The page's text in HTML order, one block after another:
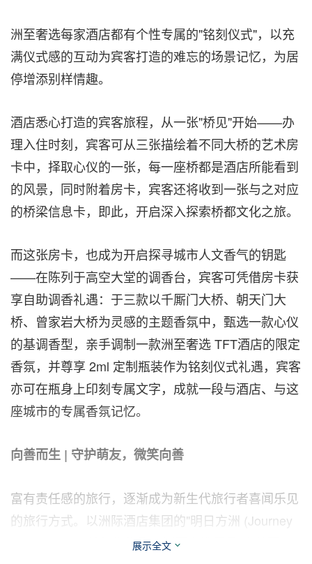
洲至奢选每家酒店都有个性专属的"铭刻仪式"，以充
满仪式感的互动为宾客打造的难忘的场景记忆，为居
停增添别样情趣。
酒店悉心打造的宾客旅程，从一张"桥见"开始——办
理入住时刻，宾客可从三张描绘着不同大桥的艺术房
卡中，择取心仪的一张，每一座桥都是酒店所能看到
的风景，同时附着房卡，宾客还将收到一张与之对应
的桥梁信息卡，即此，开启深入探索桥都文化之旅。
而这张房卡，也成为开启探寻城市人文香气的钥匙
——在陈列于高空大堂的调香台，宾客可凭借房卡获
享自助调香礼遇：于三款以千厮门大桥、朝天门大
桥、曾家岩大桥为灵感的主题香氛中，甄选一款心仪
的基调香型，亲手调制一款洲至奢选 TFT酒店的限定
香氛，并尊享 2ml 定制瓶装作为铭刻仪式礼遇，宾客
亦可在瓶身上印刻专属文字，成就一段与酒店、与这
座城市的专属香氛记忆。
向善而生 | 守护萌友，微笑向善
富有责任感的旅行，逐渐成为新生代旅行者喜闻乐见
的旅行方式。以洲际酒店集团的"明日方洲 (Journey
to Tomorrow)"计划为指引，洲至奢选秉承"向善而
展示全文